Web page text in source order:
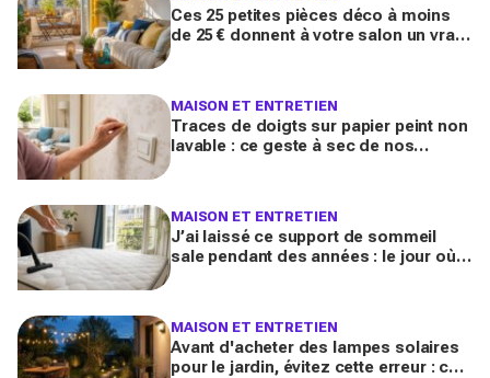
Ces 25 petites pièces déco à moins
de 25 € donnent à votre salon un vrai
MAISON ET ENTRETIEN
Traces de doigts sur papier peint non
lavable : ce geste à sec de nos
MAISON ET ENTRETIEN
J’ai laissé ce support de sommeil
sale pendant des années : le jour où
MAISON ET ENTRETIEN
Avant d'acheter des lampes solaires
pour le jardin, évitez cette erreur : ces